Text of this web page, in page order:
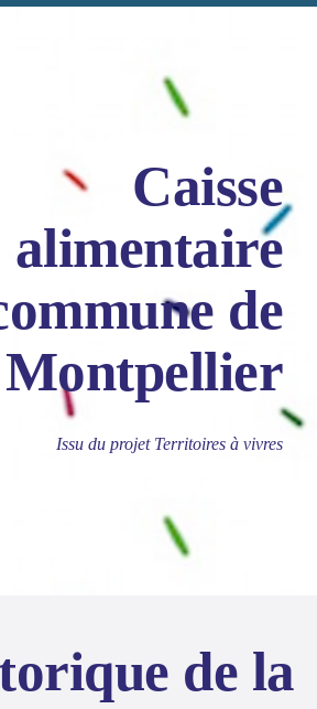
Caisse
alimentaire
de
Montpellier
Issu du projet Territoires à vivres
de la